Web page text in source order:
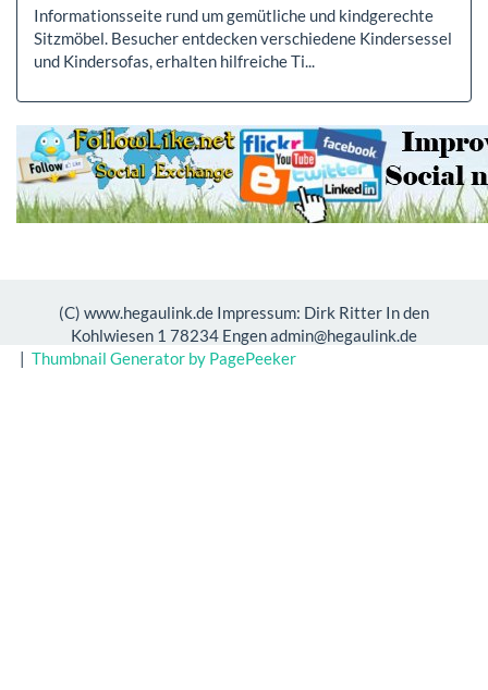
Informationsseite rund um gemütliche und kindgerechte
Sitzmöbel. Besucher entdecken verschiedene Kindersessel
und Kindersofas, erhalten hilfreiche Ti...
(C) www.hegaulink.de Impressum: Dirk Ritter In den
Kohlwiesen 1 78234 Engen admin@hegaulink.de
| Thumbnail Generator by PagePeeker